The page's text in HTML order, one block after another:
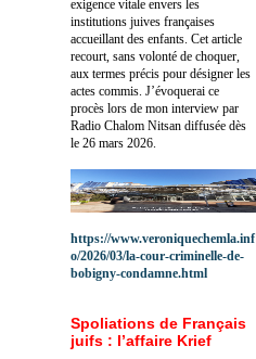
exigence vitale envers les
institutions juives françaises
accueillant des enfants. Cet article
recourt, sans volonté de choquer,
aux termes précis pour désigner les
actes commis. J’évoquerai ce
procès lors de mon interview par
Radio Chalom Nitsan diffusée dès
le 26 mars 2026.
https://www.veroniquechemla.inf
o/2026/03/la-cour-criminelle-de-
bobigny-condamne.html
Spoliations de Français
juifs : l’affaire Krief